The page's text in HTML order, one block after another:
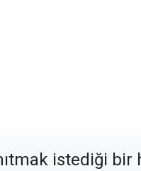
istediği bir